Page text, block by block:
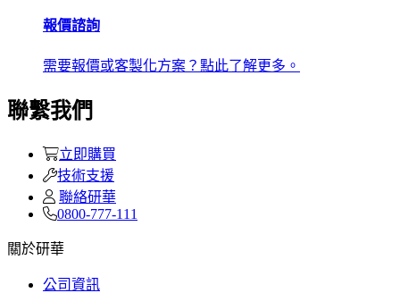
報價諮詢
需要報價或客製化方案？點此了解更多。
聯繫我們
立即購買
技術支援
聯絡研華
0800-777-111
關於研華
公司資訊